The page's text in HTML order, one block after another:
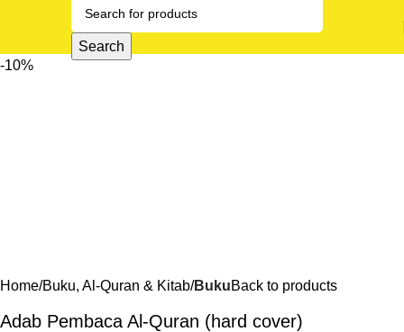
Search
-10%
Home Buku, Al-Quran & Kitab BukuBack to products
Adab Pembaca Al-Quran (hard cover)